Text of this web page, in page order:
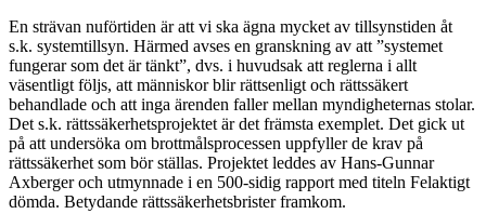
En strävan nuförtiden är att vi ska ägna mycket av tillsynstiden åt
s.k. systemtillsyn. Härmed avses en granskning av att ”systemet
fungerar som det är tänkt”, dvs. i huvudsak att reglerna i allt
väsentligt följs, att människor blir rättsenligt och rättssäkert
behandlade och att inga ärenden faller mellan myndigheternas stolar.
Det s.k. rättssäkerhetsprojektet är det främsta exemplet. Det gick ut
på att undersöka om brottmålsprocessen uppfyller de krav på
rättssäkerhet som bör ställas. Projektet leddes av Hans-Gunnar
Axberger och utmynnade i en 500-sidig rapport med titeln Felaktigt
dömda. Betydande rättssäkerhetsbrister framkom.